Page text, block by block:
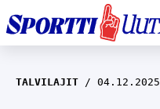
EM-YLEISURHEILU
TALVILAJIT 04.12.2025